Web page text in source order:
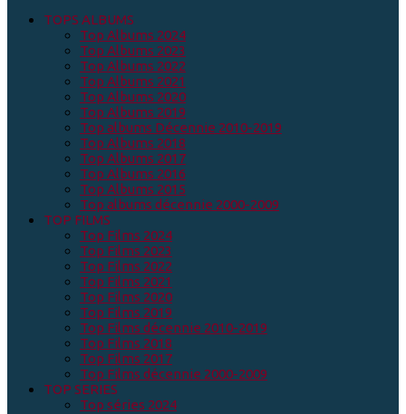
TOPS ALBUMS
Top Albums 2024
Top Albums 2023
Top Albums 2022
Top Albums 2021
Top Albums 2020
Top Albums 2019
Top albums Décennie 2010-2019
Top Albums 2018
Top Albums 2017
Top Albums 2016
Top Albums 2015
Top albums décennie 2000-2009
TOP FILMS
Top Films 2024
Top Films 2023
Top Films 2022
Top Films 2021
Top Films 2020
Top Films 2019
Top Films décennie 2010-2019
Top Films 2018
Top Films 2017
Top Films décennie 2000-2009
TOP SERIES
Top séries 2024